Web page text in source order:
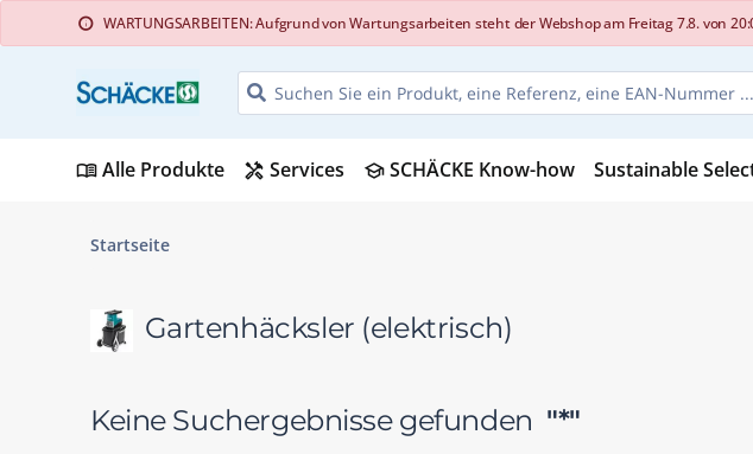
info WARTUNGSARBEITEN: Aufgrund von Wartungsarbeiten steht der Webshop am Freitag 7.8. von
menu_bookAlle Produkte handyman Services schoolSCHÄCKE Know-how Sustainable
Startseite
Gartenhäcksler (elektrisch)
Keine Suchergebnisse gefunden "*"